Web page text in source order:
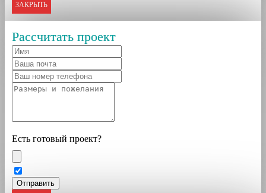
ЗАКРЫТЬ
Рассчитать проект
Есть готовый проект?